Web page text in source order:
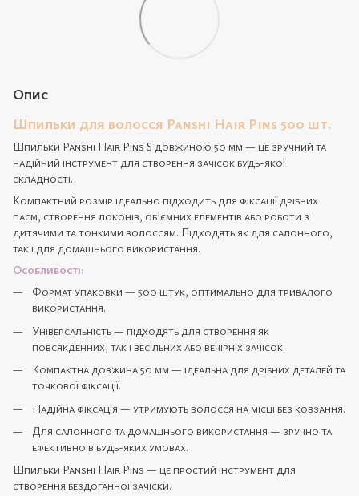
Опис
Шпильки для волосся Panshi Hair Pins 500 шт.
Шпильки Panshi Hair Pins S довжиною 50 мм — це зручний та
надійний інструмент для створення зачісок будь-якої
складності.
Компактний розмір ідеально підходить для фіксації дрібних
пасм, створення локонів, об’ємних елементів або роботи з
дитячими та тонкими волоссям. Підходять як для салонного,
так і для домашнього використання.
Особливості:
Формат упаковки — 500 штук, оптимально для тривалого
використання.
Універсальність — підходять для створення як
повсякденних, так і весільних або вечірніх зачісок.
Компактна довжина 50 мм — ідеальна для дрібних деталей та
точкової фіксації.
Надійна фіксація — утримують волосся на місці без ковзання.
Для салонного та домашнього використання — зручно та
ефективно в будь-яких умовах.
Шпильки Panshi Hair Pins — це простий інструмент для
створення бездоганної зачіски.